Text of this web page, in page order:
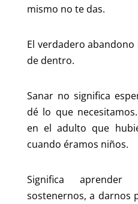
mismo no te das.
El verdadero
de dentro.
Sanar no significa
dé lo que
en el adulto que
cuando éramos niños.
Significa
sostenernos, a darnos